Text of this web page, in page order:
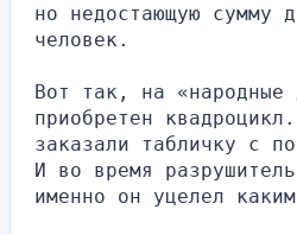
но недостающую сумму
человек.
Вот так, на «народные
приобретен
заказали табличку с
И во время
именно он уцелел